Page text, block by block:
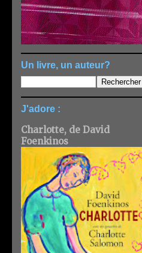
Un livre, un auteur?
J'adore :
Charlotte, de David
Foenkinos